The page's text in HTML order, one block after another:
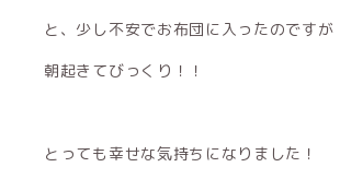
と、少し不安でお布団に入ったのですが
朝起きてびっくり！！
とっても幸せな気持ちになりました！